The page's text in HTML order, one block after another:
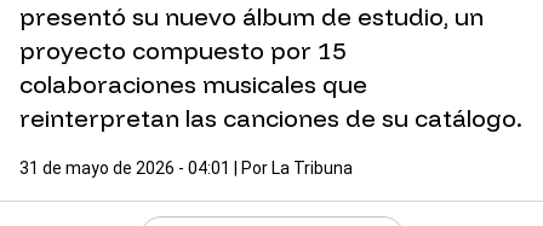
presentó su nuevo álbum de estudio, un
proyecto compuesto por 15
colaboraciones musicales que
reinterpretan las canciones de su catálogo.
31 de mayo de 2026 - 04:01 | Por La Tribuna